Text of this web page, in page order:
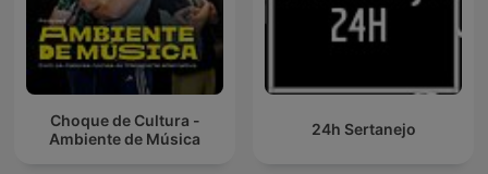
Choque de Cultura -
Ambiente de Música
24h Sertanejo